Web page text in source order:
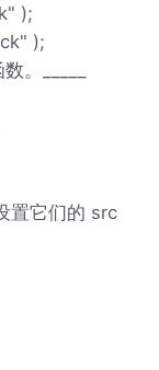
);
);
。_____
置它们的 src